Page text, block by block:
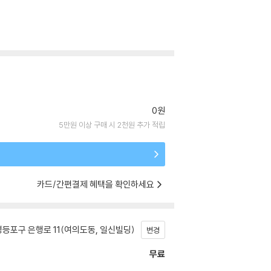
0원
5만원 이상 구매 시 2천원 추가 적립
카드/간편결제 혜택을 확인하세요
포구 은행로 11(여의도동, 일신빌딩) 변경
무료